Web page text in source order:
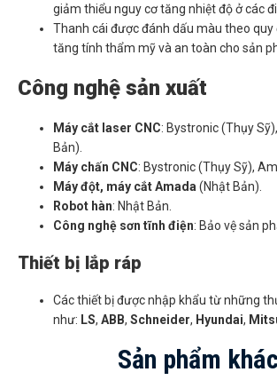
giảm thiểu nguy cơ tăng nhiệt độ ở các
Thanh cái được đánh dấu màu theo quy
tăng tính thẩm mỹ và an toàn cho sản
Công nghệ sản xuất
Máy cắt laser CNC: Bystronic (Thụy
Bản).
Máy chấn CNC: Bystronic (Thụy Sỹ),
Máy đột, máy cắt Amada (Nhật Bản).
Robot hàn: Nhật Bản.
Công nghệ sơn tĩnh điện: Bảo vệ sản
Thiết bị lắp ráp
Các thiết bị được nhập khẩu từ những
như: LS, ABB, Schneider, Hyundai,
Sản phẩm khác